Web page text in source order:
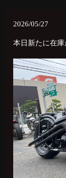
2026/05/27
本日新たに在